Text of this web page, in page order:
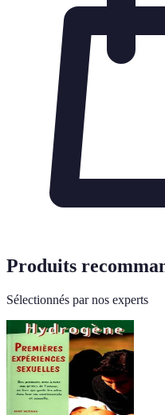
Produits
Sélectionnés par nos experts